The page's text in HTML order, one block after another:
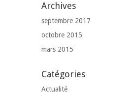
Archives
septembre 2017
octobre 2015
mars 2015
Catégories
Actualité